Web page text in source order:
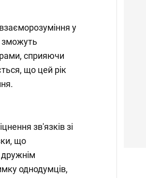
у
зможуть
сприяючи
що цей рік
зв'язків зі
що
однодумців,